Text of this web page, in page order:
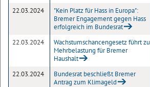
22.03.2024
"Kein Platz für Hass in Europa":
Bremer Engagement gegen Hass
erfolgreich im Bundesrat
22.03.2024
Wachstumschancengesetz führt zu
Mehrbelastung für Bremer
Haushalt
22.03.2024
Bundesrat beschließt Bremer
Antrag zum Klimageld